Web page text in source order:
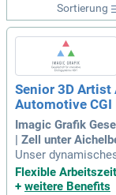
Sortierung
Senior 3D
Automotive
Imagic Grafik
| Zell unter
Unser
Artists sucht
ür Automotive. Du
Flexible
+ weitere Benefits